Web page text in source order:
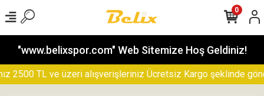
"www.belixspor.com" Web Sitemize Hoş Geldiniz!
2500 TL ve üzeri alışverişleriniz Ücretsiz Kargo şeklinde
0